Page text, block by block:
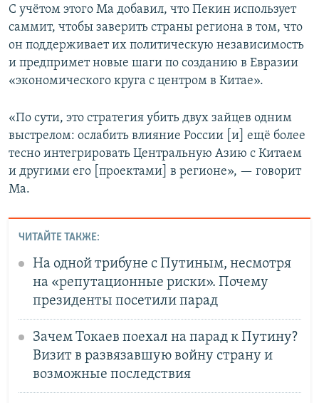
С учётом этого Ма добавил, что Пекин использует
саммит, чтобы заверить страны региона в том, что
он поддерживает их политическую независимость
и предпримет новые шаги по созданию в Евразии
«экономического круга с центром в Китае».
«По сути, это стратегия убить двух зайцев одним
выстрелом: ослабить влияние России [и] ещё более
тесно интегрировать Центральную Азию с Китаем
и другими его [проектами] в регионе», — говорит
Ма.
ЧИТАЙТЕ ТАКЖЕ:
На одной трибуне с Путиным, несмотря
на «репутационные риски». Почему
президенты посетили парад
Зачем Токаев поехал на парад к Путину?
Визит в развязавшую войну страну и
возможные последствия